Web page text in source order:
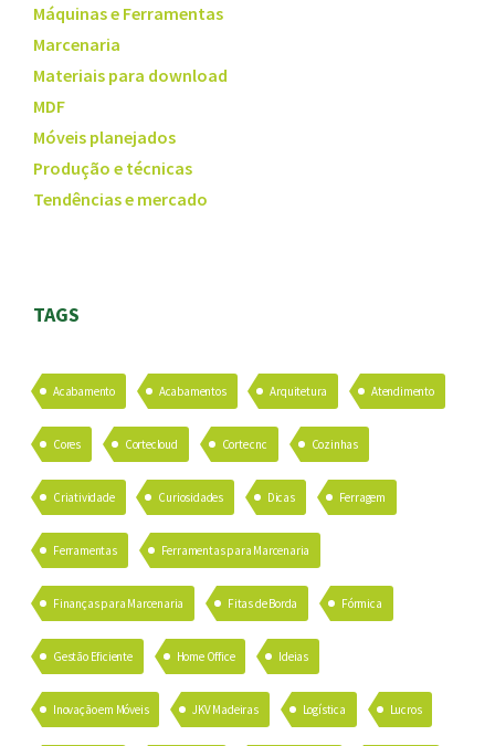
Máquinas e Ferramentas
Marcenaria
Materiais para download
MDF
Móveis planejados
Produção e técnicas
Tendências e mercado
TAGS
Acabamento Acabamentos Arquitetura Atendimento
Cores Cortecloud Corte cnc Cozinhas
Criatividade Curiosidades Dicas Ferragem
Ferramentas Ferramentas para Marcenaria
Finanças para Marcenaria Fitas de Borda Fórmica
Gestão Eficiente Home Office Ideias
Inovação em Móveis JKV Madeiras Logística Lucros